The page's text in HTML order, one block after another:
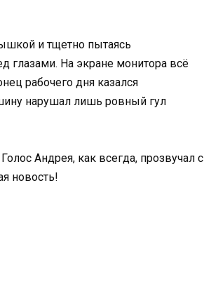
и тщетно пытаясь
глазами. На экране монитора всё
рабочего дня казался
нарушал лишь ровный гул
Андрея, как всегда, прозвучал с
новость!